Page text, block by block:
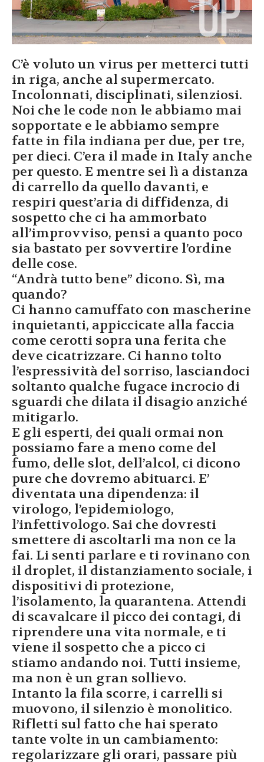
C’è voluto un virus per metterci tutti
in riga, anche al supermercato.
Incolonnati, disciplinati, silenziosi.
Noi che le code non le abbiamo mai
sopportate e le abbiamo sempre
fatte in fila indiana per due, per tre,
per dieci. C’era il made in Italy anche
per questo. E mentre sei lì a distanza
di carrello da quello davanti, e
respiri quest’aria di diffidenza, di
sospetto che ci ha ammorbato
all’improvviso, pensi a quanto poco
sia bastato per sovvertire l’ordine
delle cose.
“Andrà tutto bene” dicono. Sì, ma
quando?
Ci hanno camuffato con mascherine
inquietanti, appiccicate alla faccia
come cerotti sopra una ferita che
deve cicatrizzare. Ci hanno tolto
l’espressività del sorriso, lasciandoci
soltanto qualche fugace incrocio di
sguardi che dilata il disagio anziché
mitigarlo.
E gli esperti, dei quali ormai non
possiamo fare a meno come del
fumo, delle slot, dell’alcol, ci dicono
pure che dovremo abituarci. E’
diventata una dipendenza: il
virologo, l’epidemiologo,
l’infettivologo. Sai che dovresti
smettere di ascoltarli ma non ce la
fai. Li senti parlare e ti rovinano con
il droplet, il distanziamento sociale, i
dispositivi di protezione,
l’isolamento, la quarantena. Attendi
di scavalcare il picco dei contagi, di
riprendere una vita normale, e ti
viene il sospetto che a picco ci
stiamo andando noi. Tutti insieme,
ma non è un gran sollievo.
Intanto la fila scorre, i carrelli si
muovono, il silenzio è monolitico.
Rifletti sul fatto che hai sperato
tante volte in un cambiamento:
regolarizzare gli orari, passare più